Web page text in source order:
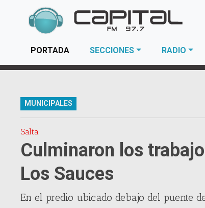
PORTADA(current)SECCIONES RADIO
MUNICIPALES
Salta
Culminaron los
Los Sauces
En el predio ubicado debajo del puente